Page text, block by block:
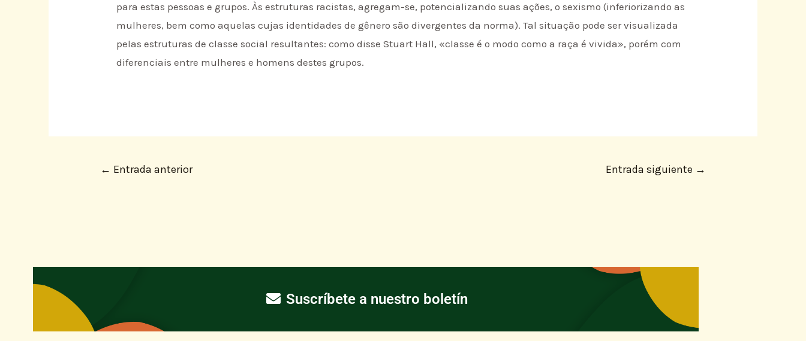
para estas pessoas e grupos. Às estruturas racistas, agregam-se, potencializando suas ações, o sexismo (inferiorizando as
mulheres, bem como aquelas cujas identidades de gênero são divergentes da norma). Tal situação pode ser visualizada
pelas estruturas de classe social resultantes: como disse Stuart Hall, «classe é o modo como a raça é vivida», porém com
diferenciais entre mulheres e homens destes grupos.
← Entrada anterior Entrada siguiente →
Suscríbete a nuestro boletín